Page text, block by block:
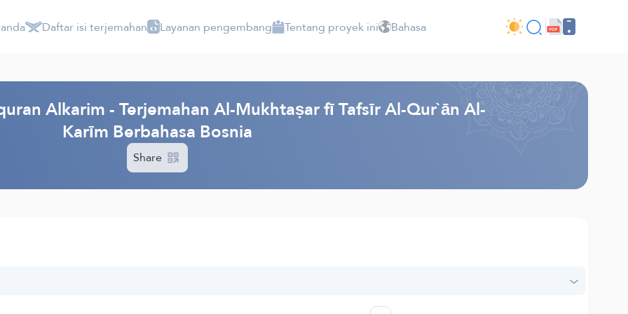
Daftar isi terjemahan Layanan pengembang Tentang proyek ini Bahasa
Alkarim - Terjemahan Al-Mukhtaṣar fī Tafsīr Al-Qur`ān Al-
Karīm Berbahasa Bosnia
Share